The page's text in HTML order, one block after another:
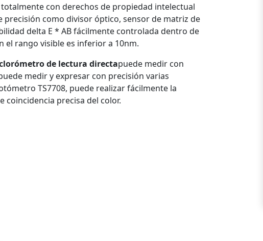
con derechos de propiedad intelectual
como divisor óptico, sensor de matriz de
delta E * AB fácilmente controlada dentro de
el rango visible es inferior a 10nm.
de lectura directapuede medir con
medir y expresar con precisión varias
TS7708, puede realizar fácilmente la
coincidencia precisa del color.